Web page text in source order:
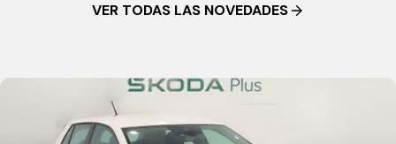
VER TODAS LAS NOVEDADES